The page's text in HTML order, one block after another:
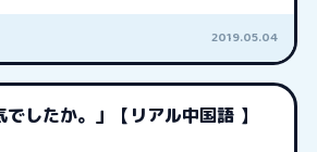
2019.05.04
でしたか。」【リアル中国語 】